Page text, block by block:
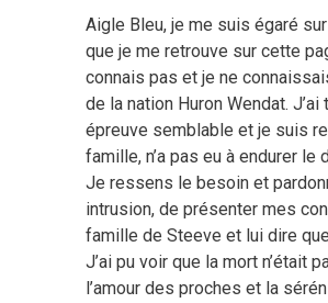
Aigle Bleu, je me suis égaré
que je me retrouve sur cette
connais pas et je ne
de la nation Huron Wendat. J’ai
épreuve semblable et je suis
famille, n’a pas eu à endurer le
Je ressens le besoin et
intrusion, de présenter mes
famille de Steeve et lui dire
J’ai pu voir que la mort n’était
l’amour des proches et la